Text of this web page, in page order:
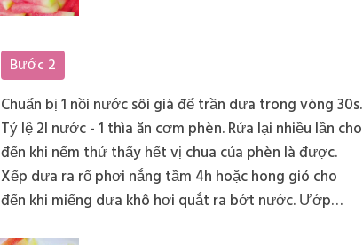
Bước 2
Chuẩn bị 1 nồi nước sôi già để trần dưa trong vòng 30s.
Tỷ lệ 2l nước - 1 thìa ăn cơm phèn. Rửa lại nhiều lần cho
đến khi nếm thử thấy hết vị chua của phèn là được.
Xếp dưa ra rổ phơi nắng tầm 4h hoặc hong gió cho
đến khi miếng dưa khô hơi quắt ra bớt nước. Ướp